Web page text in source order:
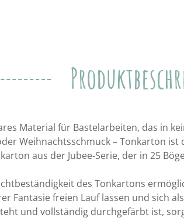
Material für Bastelarbeiten, das in
Weihnachtsschmuck – Tonkarton
aus der Jubee-Serie, der in 25
des Tonkartons
Fantasie freien Lauf lassen und sich
und vollständig durchgefärbt ist,